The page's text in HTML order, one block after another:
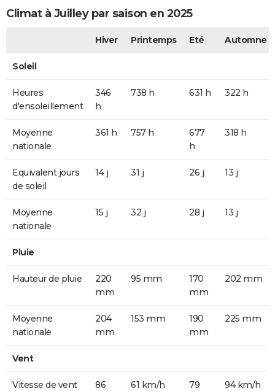
Climat à Juilley par saison en 2025
Hiver Printemps Eté Automne
Soleil
Heures
d'ensoleillement
346
h
738 h 631 h 322 h
Moyenne
nationale
361 h 757 h
677
h
318 h
Equivalent jours
de soleil
14 j 31 j 26 j 13 j
Moyenne
nationale
15 j 32 j 28 j 13 j
Pluie
Hauteur de pluie
220
mm
95 mm
170
mm
202 mm
Moyenne
nationale
204
mm
153 mm
190
mm
225 mm
Vent
Vitesse de vent
86
61 km/h
79
94 km/h